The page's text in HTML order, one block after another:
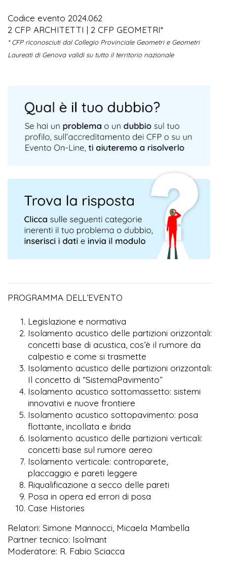
Codice evento 2024.062
2 CFP ARCHITETTI | 2 CFP GEOMETRI*
* CFP riconosciuti dal Collegio Provinciale Geometri e Geometri
Laureati di Genova validi su tutto il territorio nazionale
PROGRAMMA DELL’EVENTO
Legislazione e normativa
Isolamento acustico delle partizioni orizzontali:
concetti base di acustica, cos’è il rumore da
calpestio e come si trasmette
Isolamento acustico delle partizioni orizzontali:
Il concetto di “SistemaPavimento”
Isolamento acustico sottomassetto: sistemi
innovativi e nuove frontiere
Isolamento acustico sottopavimento: posa
flottante, incollata e ibrida
Isolamento acustico delle partizioni verticali:
concetti base sul rumore aereo
Isolamento verticale: controparete,
placcaggio e pareti leggere
Riqualificazione a secco delle pareti
Posa in opera ed errori di posa
Case Histories
Relatori: Simone Mannocci, Micaela Mambella
Partner tecnico: Isolmant
Moderatore: R. Fabio Sciacca